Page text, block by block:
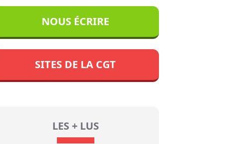
NOUS ÉCRIRE
SITES DE LA CGT
LES + LUS